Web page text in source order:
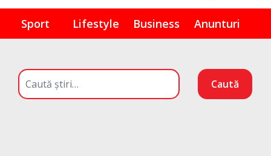
Sport Lifestyle Business Anunturi
Caută